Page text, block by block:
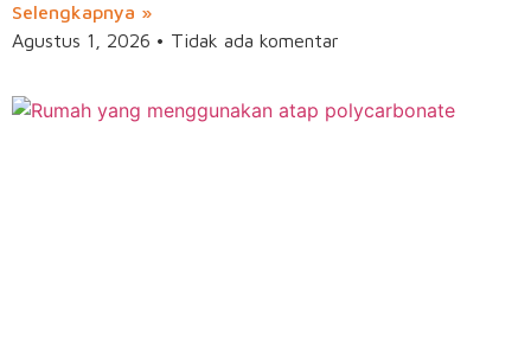
Selengkapnya »
Agustus 1, 2026
Tidak ada komentar